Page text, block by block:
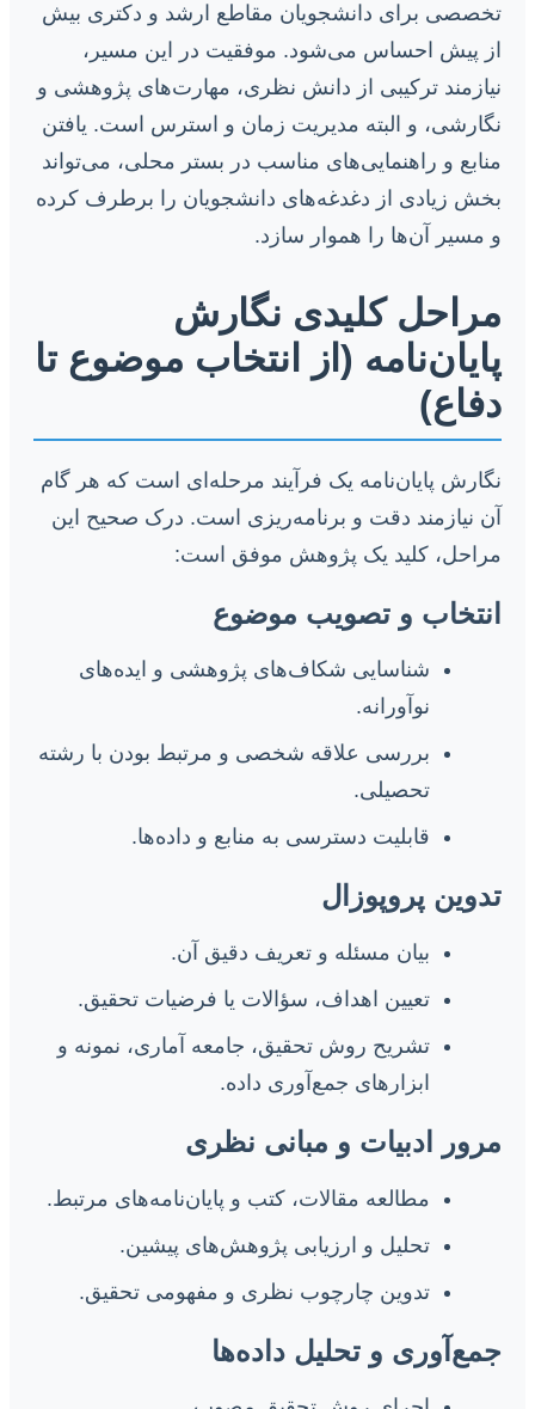
تخصصی برای دانشجویان مقاطع ارشد و دکتری بیش
از پیش احساس می‌شود. موفقیت در این مسیر،
نیازمند ترکیبی از دانش نظری، مهارت‌های پژوهشی و
نگارشی، و البته مدیریت زمان و استرس است. یافتن
منابع و راهنمایی‌های مناسب در بستر محلی، می‌تواند
بخش زیادی از دغدغه‌های دانشجویان را برطرف کرده
و مسیر آن‌ها را هموار سازد.
مراحل کلیدی نگارش
پایان‌نامه (از انتخاب موضوع تا
دفاع)
نگارش پایان‌نامه یک فرآیند مرحله‌ای است که هر گام
آن نیازمند دقت و برنامه‌ریزی است. درک صحیح این
مراحل، کلید یک پژوهش موفق است:
انتخاب و تصویب موضوع
شناسایی شکاف‌های پژوهشی و ایده‌های
نوآورانه.
بررسی علاقه شخصی و مرتبط بودن با رشته
تحصیلی.
قابلیت دسترسی به منابع و داده‌ها.
تدوین پروپوزال
بیان مسئله و تعریف دقیق آن.
تعیین اهداف، سؤالات یا فرضیات تحقیق.
تشریح روش تحقیق، جامعه آماری، نمونه و
ابزارهای جمع‌آوری داده.
مرور ادبیات و مبانی نظری
مطالعه مقالات، کتب و پایان‌نامه‌های مرتبط.
تحلیل و ارزیابی پژوهش‌های پیشین.
تدوین چارچوب نظری و مفهومی تحقیق.
جمع‌آوری و تحلیل داده‌ها